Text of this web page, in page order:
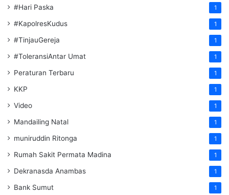
#Hari Paska 1
#KapolresKudus 1
#TinjauGereja 1
#ToleransiAntar Umat 1
Peraturan Terbaru 1
KKP 1
Video 1
Mandailing Natal 1
muniruddin Ritonga 1
Rumah Sakit Permata Madina 1
Dekranasda Anambas 1
Bank Sumut 1